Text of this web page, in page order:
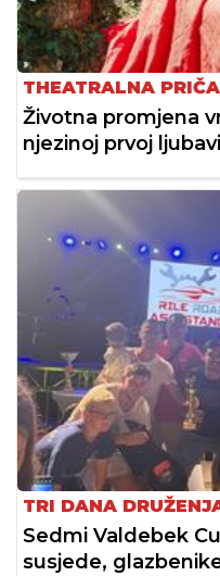
THEATRALNA PRIČA
Životna promjena
njezinoj prvoj ljubavi
TRI DANA
Sedmi Valdebek
susjede,